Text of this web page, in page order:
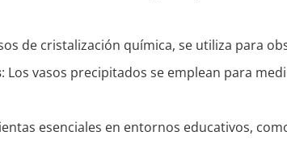
de cristalización química, se utiliza para
: Los vasos precipitados se emplean para
esenciales en entornos educativos,